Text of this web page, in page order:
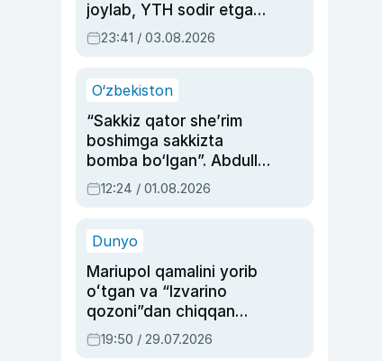
joylab, YTH sodir etgan
ayolga sud hukmi o‘qildi
23:41 / 03.08.2026
O‘zbekiston
“Sakkiz qator she’rim
boshimga sakkizta
bomba bo‘lgan”. Abdulla
Oripovni siyosiy
ayblovlardan asrab
12:24 / 01.08.2026
Dunyo
Mariupol qamalini yorib
oʻtgan va “Izvarino
qozoni”dan chiqqan
qahramon — Ukraina
armiyasi bosh
19:50 / 29.07.2026